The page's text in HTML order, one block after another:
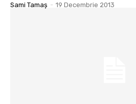
Sami Tamaş - 19 Decembrie 2013